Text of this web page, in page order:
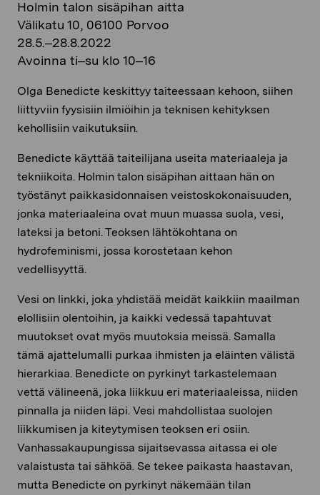
Holmin talon sisäpihan aitta
Välikatu 10, 06100 Porvoo
28.5.–28.8.2022
Avoinna ti–su klo 10–16
Olga Benedicte keskittyy taiteessaan kehoon, siihen
liittyviin fyysisiin ilmiöihin ja teknisen kehityksen
kehollisiin vaikutuksiin.
Benedicte käyttää taiteilijana useita materiaaleja ja
tekniikoita. Holmin talon sisäpihan aittaan hän on
työstänyt paikkasidonnaisen veistoskokonaisuuden,
jonka materiaaleina ovat muun muassa suola, vesi,
lateksi ja betoni. Teoksen lähtökohtana on
hydrofeminismi, jossa korostetaan kehon
vedellisyyttä.
Vesi on linkki, joka yhdistää meidät kaikkiin maailman
elollisiin olentoihin, ja kaikki vedessä tapahtuvat
muutokset ovat myös muutoksia meissä. Samalla
tämä ajattelumalli purkaa ihmisten ja eläinten välistä
hierarkiaa. Benedicte on pyrkinyt tarkastelemaan
vettä välineenä, joka liikkuu eri materiaaleissa, niiden
pinnalla ja niiden läpi. Vesi mahdollistaa suolojen
liikkumisen ja kiteytymisen teoksen eri osiin.
Vanhassakaupungissa sijaitsevassa aitassa ei ole
valaistusta tai sähköä. Se tekee paikasta haastavan,
mutta Benedicte on pyrkinyt näkemään tilan